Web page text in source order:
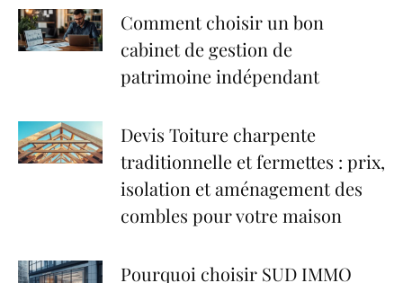
Comment choisir un bon
cabinet de gestion de
patrimoine indépendant
Devis Toiture charpente
traditionnelle et fermettes : prix,
isolation et aménagement des
combles pour votre maison
Pourquoi choisir SUD IMMO